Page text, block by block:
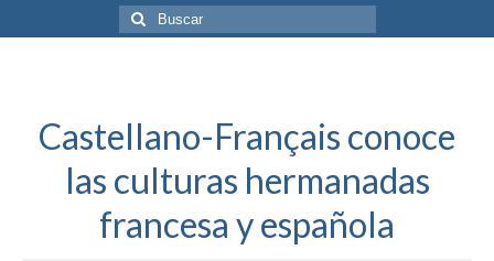
Buscar
por:
Castellano-Français conoce
las culturas hermanadas
francesa y española